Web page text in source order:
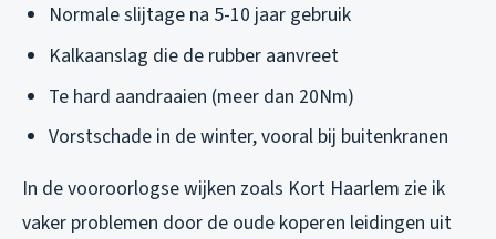
Normale slijtage na 5-10 jaar gebruik
Kalkaanslag die de rubber aanvreet
Te hard aandraaien (meer dan 20Nm)
Vorstschade in de winter, vooral bij buitenkranen
In de vooroorlogse wijken zoals Kort Haarlem zie ik
vaker problemen door de oude koperen leidingen uit